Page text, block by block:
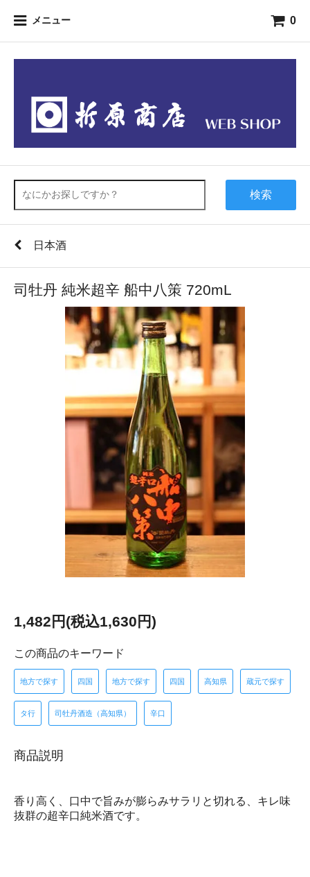
メニュー 0
検索
日本酒
司牡丹 純米超辛 船中八策 720mL
1,482円(税込1,630円)
この商品のキーワード
地方で探す 四国 地方で探す 四国 高知県 蔵元で探す
タ行 司牡丹酒造（高知県） 辛口
商品説明
香り高く、口中で旨みが膨らみサラリと切れる、キレ味
抜群の超辛口純米酒です。